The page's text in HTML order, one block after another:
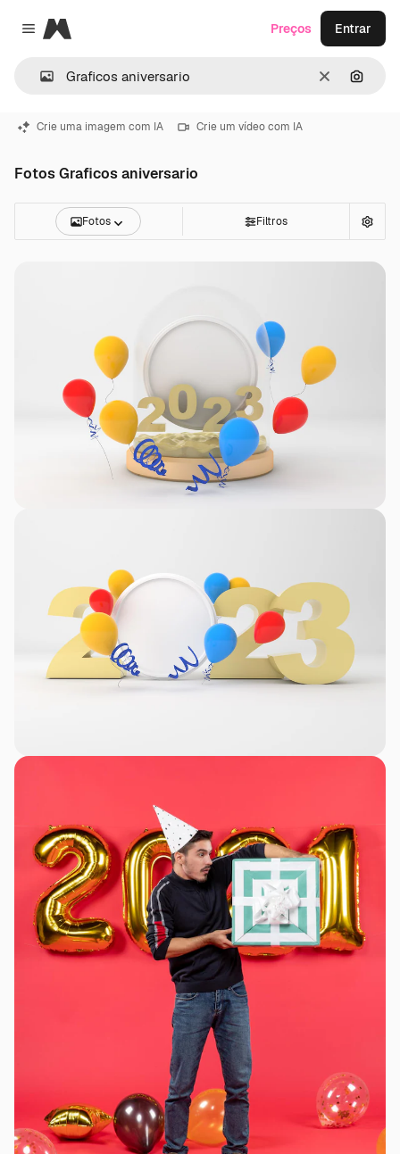
Close menu
Magnific
Limpar
Preços Entrar
Crie uma imagem com IA Crie um vídeo com IA
Fotos Graficos aniversario
Fotos Filtros